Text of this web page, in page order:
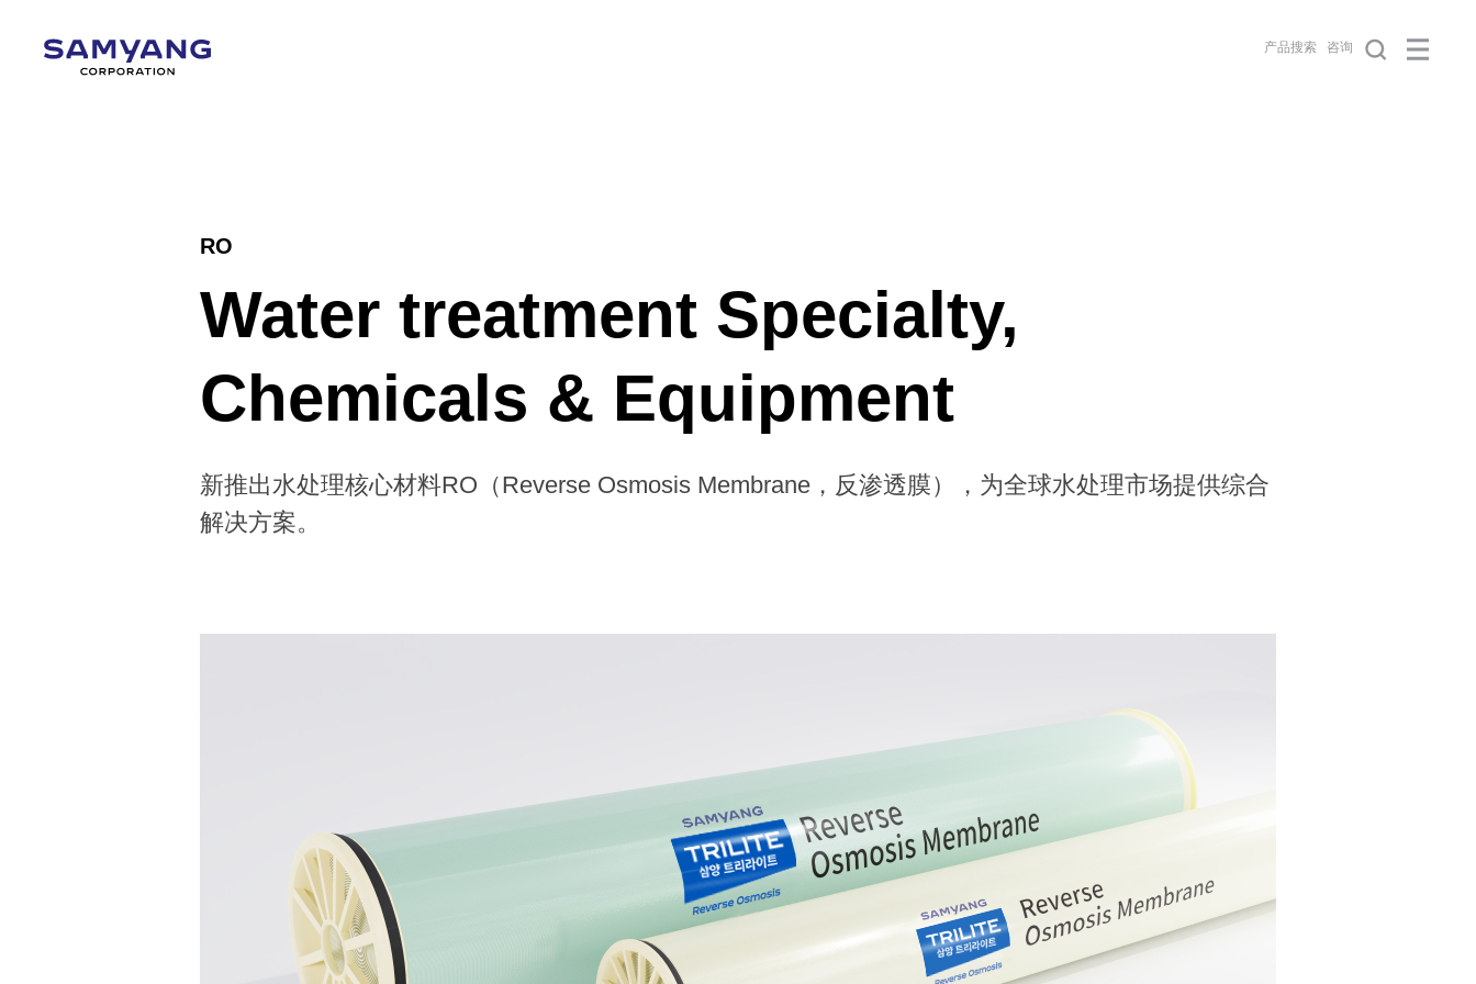
产品搜索 咨询
RO
Water treatment Specialty,
Chemicals & Equipment
新推出水处理核心材料RO（Reverse Osmosis Membrane，反渗透膜），为全球水处理市场提供综合
解决方案。